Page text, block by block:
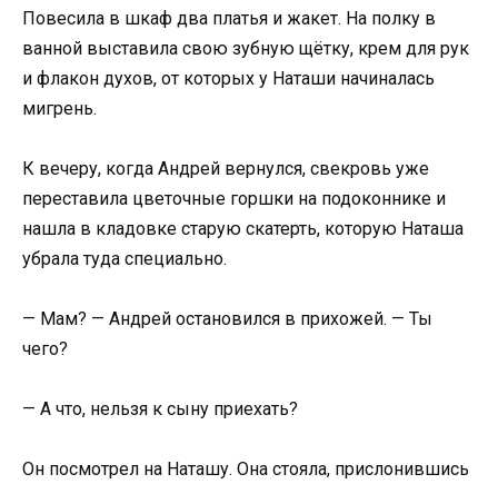
Повесила в шкаф два платья и жакет. На полку в
ванной выставила свою зубную щётку, крем для рук
и флакон духов, от которых у Наташи начиналась
мигрень.
К вечеру, когда Андрей вернулся, свекровь уже
переставила цветочные горшки на подоконнике и
нашла в кладовке старую скатерть, которую Наташа
убрала туда специально.
— Мам? — Андрей остановился в прихожей. — Ты
чего?
— А что, нельзя к сыну приехать?
Он посмотрел на Наташу. Она стояла, прислонившись